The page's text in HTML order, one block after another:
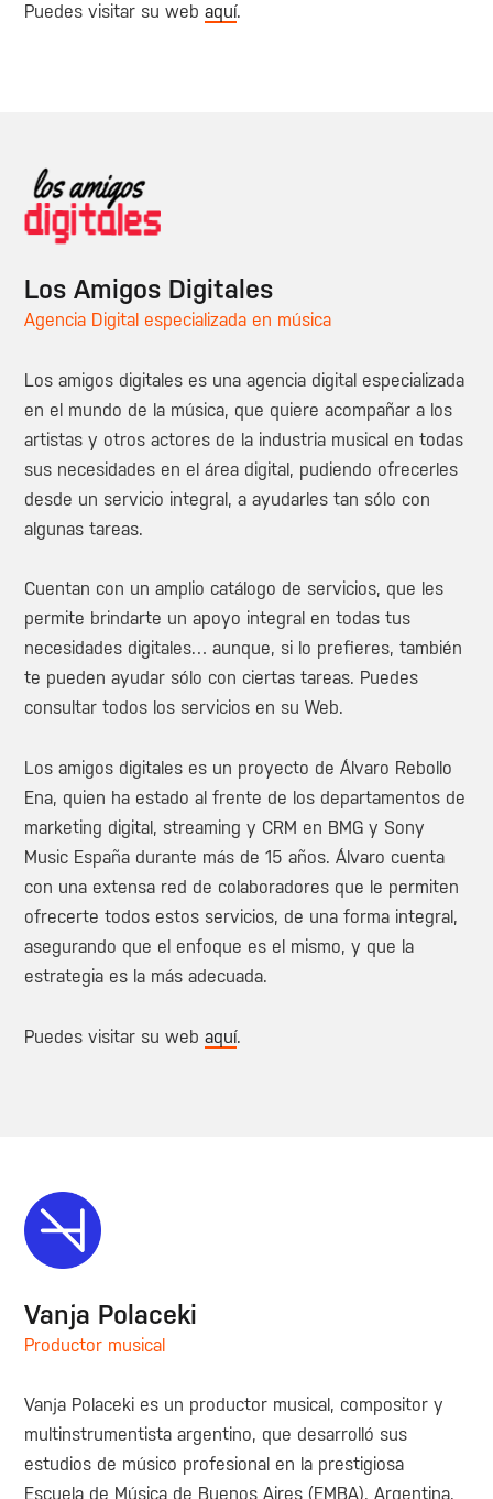
Puedes visitar su webaquí.
Los Amigos Digitales
Agencia Digital especializada en música
Los amigos digitales es una agencia digital especializada
en el mundo de la música, que quiere acompañar a los
artistas y otros actores de la industria musical en todas
sus necesidades en el área digital, pudiendo ofrecerles
desde un servicio integral, a ayudarles tan sólo con
algunas tareas.
Cuentan con un amplio catálogo de servicios, que les
permite brindarte un apoyo integral en todas tus
necesidades digitales… aunque, si lo prefieres, también
te pueden ayudar sólo con ciertas tareas. Puedes
consultar todos los servicios en su Web.
Los amigos digitales es un proyecto de Álvaro Rebollo
Ena, quien ha estado al frente de los departamentos de
marketing digital, streaming y CRM en BMG y Sony
Music España durante más de 15 años. Álvaro cuenta
con una extensa red de colaboradores que le permiten
ofrecerte todos estos servicios, de una forma integral,
asegurando que el enfoque es el mismo, y que la
estrategia es la más adecuada.
Puedes visitar su webaquí.
Vanja Polaceki
Productor musical
Vanja Polaceki es un productor musical, compositor y
multinstrumentista argentino, que desarrolló sus
estudios de músico profesional en la prestigiosa
Escuela de Música de Buenos Aires (EMBA), Argentina.